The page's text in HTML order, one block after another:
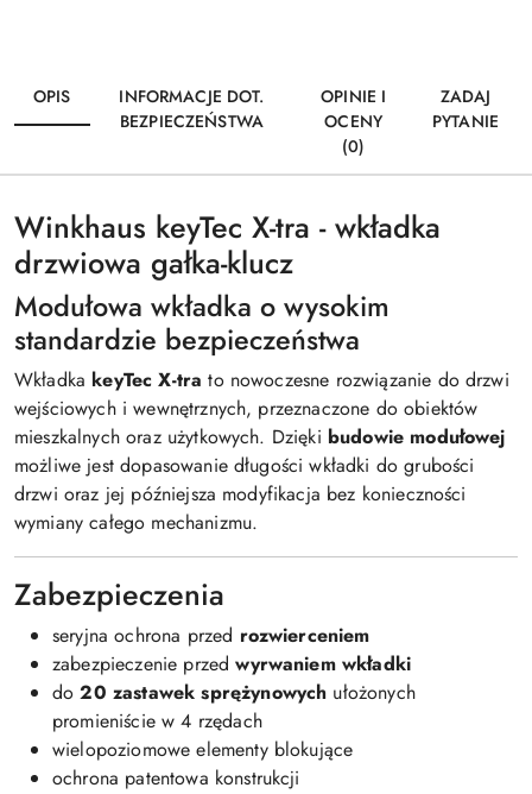
OPIS
INFORMACJE DOT.
BEZPIECZEŃSTWA
OPINIE I
OCENY
(0)
ZADAJ
PYTANIE
Winkhaus keyTec X-tra - wkładka
drzwiowa gałka-klucz
Modułowa wkładka o wysokim
standardzie bezpieczeństwa
Wkładka keyTec X-tra to nowoczesne rozwiązanie do drzwi
wejściowych i wewnętrznych, przeznaczone do obiektów
mieszkalnych oraz użytkowych. Dzięki budowie modułowej
możliwe jest dopasowanie długości wkładki do grubości
drzwi oraz jej późniejsza modyfikacja bez konieczności
wymiany całego mechanizmu.
Zabezpieczenia
seryjna ochrona przed rozwierceniem
zabezpieczenie przedwyrwaniem wkładki
do20 zastawek sprężynowych ułożonych
promieniście w 4 rzędach
wielopoziomowe elementy blokujące
ochrona patentowa konstrukcji